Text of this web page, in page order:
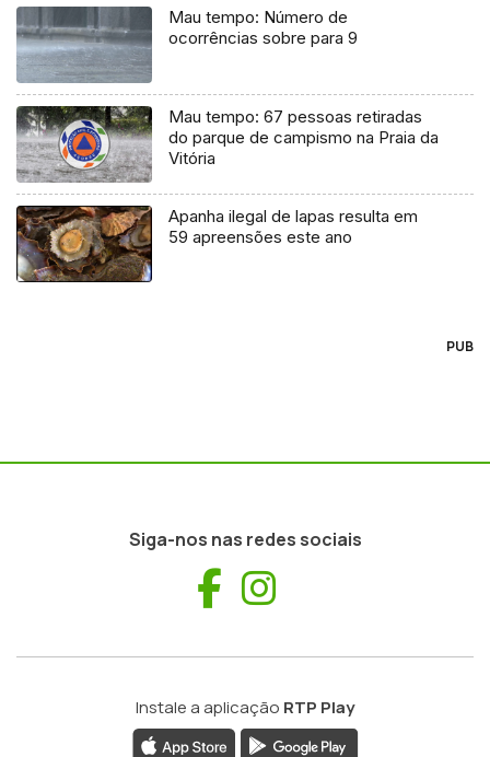
Mau tempo: Número de
ocorrências sobre para 9
Mau tempo: 67 pessoas retiradas
do parque de campismo na Praia da
Vitória
Apanha ilegal de lapas resulta em
59 apreensões este ano
PUB
Siga-nos nas redes sociais
Facebook
Instale a aplicação RTP Play